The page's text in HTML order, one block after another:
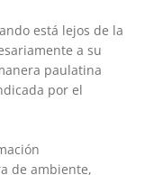
está lejos de la
a su
paulatina
por el
de ambiente,